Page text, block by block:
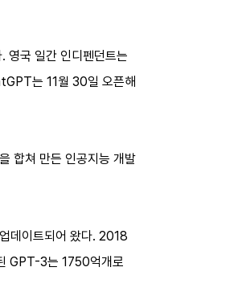
영국 일간 인디펜던트는
는 11월 30일 오픈해
합쳐 만든 인공지능 개발
데이트되어 왔다. 2018
GPT-3는 1750억개로